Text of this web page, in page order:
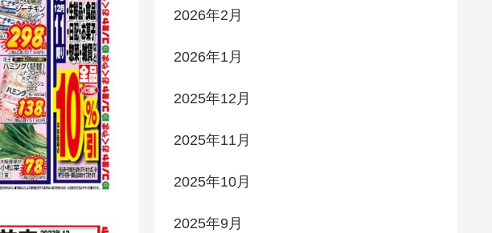
2026年2月
2026年1月
2025年12月
2025年11月
2025年10月
2025年9月